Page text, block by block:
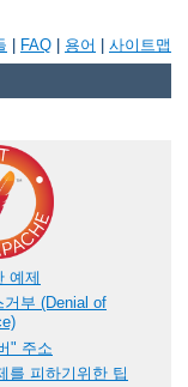
FAQ 용어 사이트맵
예제
거부 (Denial of
" 주소
를 피하기위한 팁